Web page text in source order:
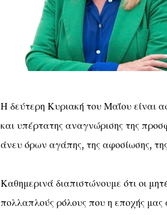
Η δεύτερη Κυριακή του Μαΐου είναι
και υπέρτατης αναγνώρισης της
άνευ όρων αγάπης, της αφοσίωσης,
Καθημερινά διαπιστώνουμε ότι οι
πολλαπλούς ρόλους που η εποχής